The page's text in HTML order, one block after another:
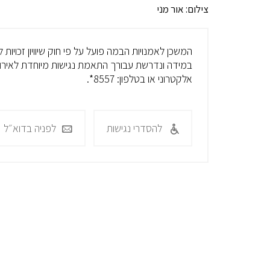
צילום: אור מני
המשכן לאמנויות הבמה פועל על פי חוק שיוויון
במידה ונדרשת עבורך התאמת נגישות מיוחדת
אלקטרוני או בטלפון: 8557*.
להסדרי נגישות לפניה בדוא״ל